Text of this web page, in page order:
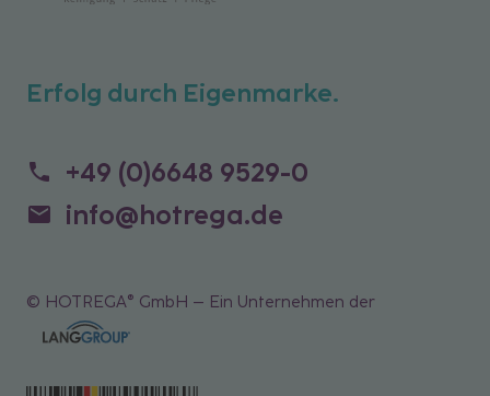
Erfolg durch Eigenmarke.
+49 (0)6648 9529-0
info@hotrega.de
© HOTREGA® GmbH – Ein Unternehmen der